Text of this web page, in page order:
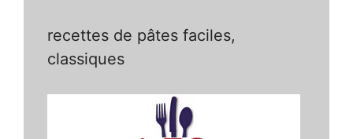
recettes de pâtes faciles,
classiques